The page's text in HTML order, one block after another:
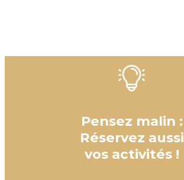
Pensez malin :
Réservez aussi
vos activités !